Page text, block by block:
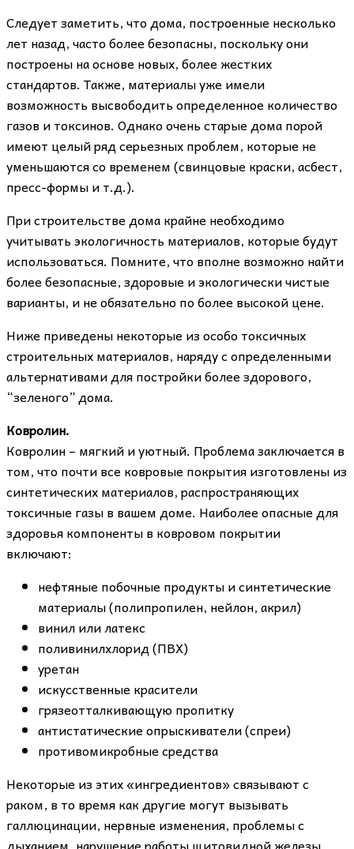
Следует заметить, что дома, построенные несколько
лет назад, часто более безопасны, поскольку они
построены на основе новых, более жестких
стандартов. Также, материалы уже имели
возможность высвободить определенное количество
газов и токсинов. Однако очень старые дома порой
имеют целый ряд серьезных проблем, которые не
уменьшаются со временем (свинцовые краски, асбест,
пресс-формы и т.д.).
При строительстве дома крайне необходимо
учитывать экологичность материалов, которые будут
использоваться. Помните, что вполне возможно найти
более безопасные, здоровые и экологически чистые
варианты, и не обязательно по более высокой цене.
Ниже приведены некоторые из особо токсичных
строительных материалов, наряду с определенными
альтернативами для постройки более здорового,
“зеленого” дома.
Ковролин.
Ковролин – мягкий и уютный. Проблема заключается в
том, что почти все ковровые покрытия изготовлены из
синтетических материалов, распространяющих
токсичные газы в вашем доме. Наиболее опасные для
здоровья компоненты в ковровом покрытии
включают:
нефтяные побочные продукты и синтетические
материалы (полипропилен, нейлон, акрил)
винил или латекс
поливинилхлорид (ПВХ)
уретан
искусственные красители
грязеотталкивающую пропитку
антистатические опрыскиватели (спреи)
противомикробные средства
Некоторые из этих «ингредиентов» связывают с
раком, в то время как другие могут вызывать
галлюцинации, нервные изменения, проблемы с
дыханием, нарушение работы щитовидной железы,